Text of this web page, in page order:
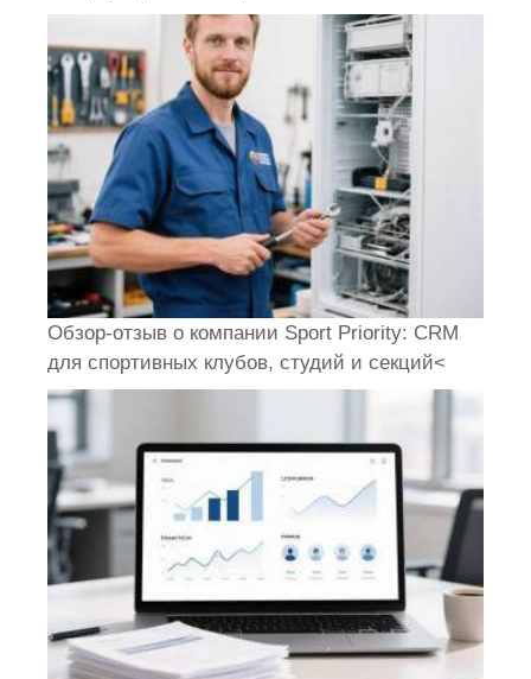
Обзор-отзыв о компании Sport Priority: CRM
для спортивных клубов, студий и секций<